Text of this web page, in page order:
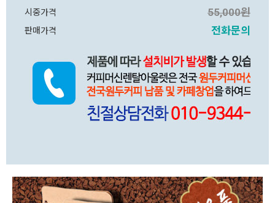
시중가격 55,000원
판매가격 전화문의